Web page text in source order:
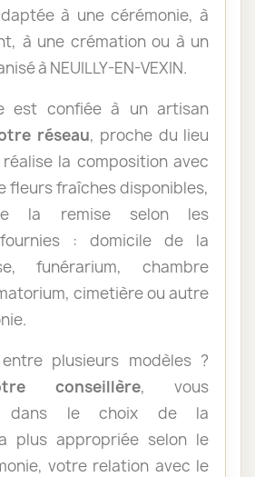
à une cérémonie, à
à une crémation ou à un
à NEUILLY-EN-VEXIN.
est confiée à un artisan
réseau, proche du lieu
la composition avec
fleurs fraîches disponibles,
la remise selon les
: domicile de la
funérarium, chambre
cimetière ou autre
plusieurs modèles ?
conseillère, vous
dans le choix de la
plus appropriée selon le
votre relation avec le